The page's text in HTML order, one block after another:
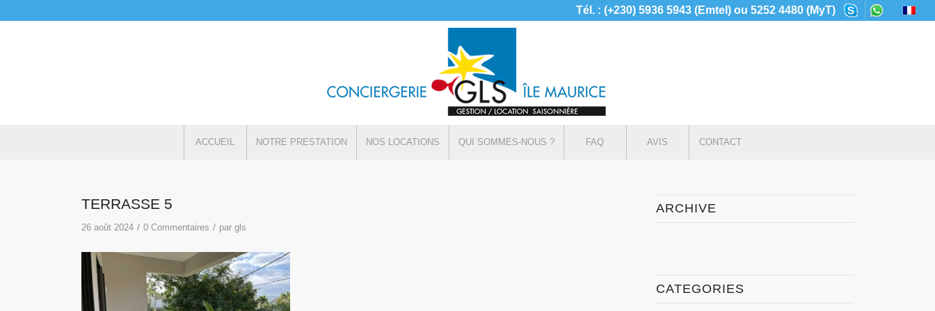
Tél. : (+230) 5936 5943 (Emtel) ou 5252 4480 (MyT)
ACCUEIL NOTRE PRESTATION NOS LOCATIONS QUI SOMMES-NOUS ? FAQ AVIS CONTACT
TERRASSE 5
26 août 2024 / 0 Commentaires / pargls
ARCHIVE
CATEGORIES